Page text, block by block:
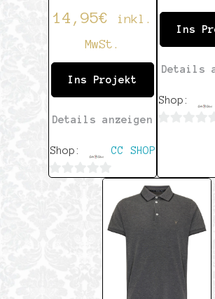
14,95€
inkl.
MwSt.
Ins Projekt
Details anzeigen
Shop: CC SHOP
Ins
Details
Shop: